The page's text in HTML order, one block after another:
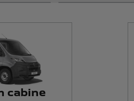
cabine